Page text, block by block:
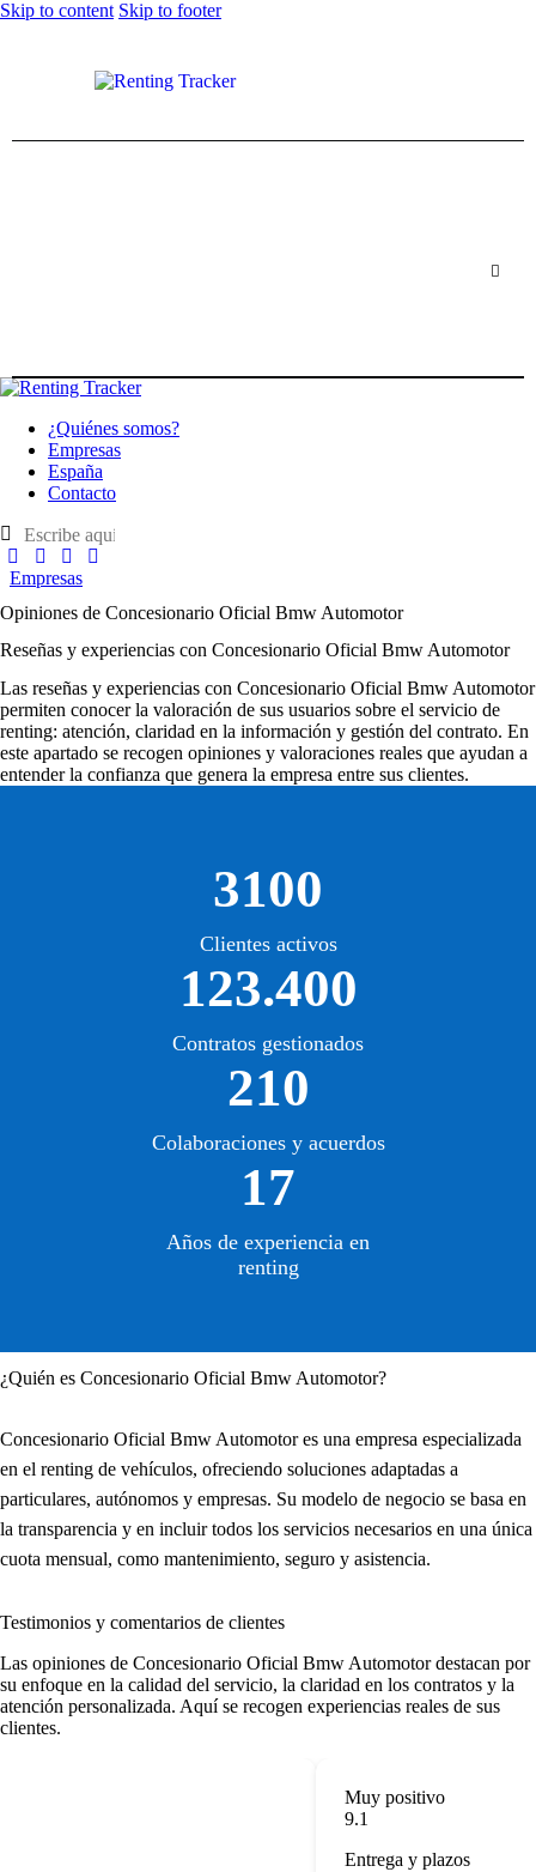
Skip to content Skip to footer
¿Quiénes somos?
Empresas
España
Contacto
Empresas
Opiniones de Concesionario Oficial Bmw Automotor
Reseñas y experiencias con Concesionario Oficial Bmw Automotor
Las reseñas y experiencias con Concesionario Oficial Bmw Automotor
permiten conocer la valoración de sus usuarios sobre el servicio de
renting: atención, claridad en la información y gestión del contrato. En
este apartado se recogen opiniones y valoraciones reales que ayudan a
entender la confianza que genera la empresa entre sus clientes.
3100
Clientes activos
123.400
Contratos gestionados
210
Colaboraciones y acuerdos
17
Años de experiencia en
renting
¿Quién es Concesionario Oficial Bmw Automotor?
Concesionario Oficial Bmw Automotor es una empresa especializada
en el renting de vehículos, ofreciendo soluciones adaptadas a
particulares, autónomos y empresas. Su modelo de negocio se basa en
la transparencia y en incluir todos los servicios necesarios en una única
cuota mensual, como mantenimiento, seguro y asistencia.
Testimonios y comentarios de clientes
Las opiniones de Concesionario Oficial Bmw Automotordestacan por
su enfoque en la calidad del servicio, la claridad en los contratos y la
atención personalizada. Aquí se recogen experiencias reales de sus
clientes.
Muy positivo
9.1
Entrega y plazos